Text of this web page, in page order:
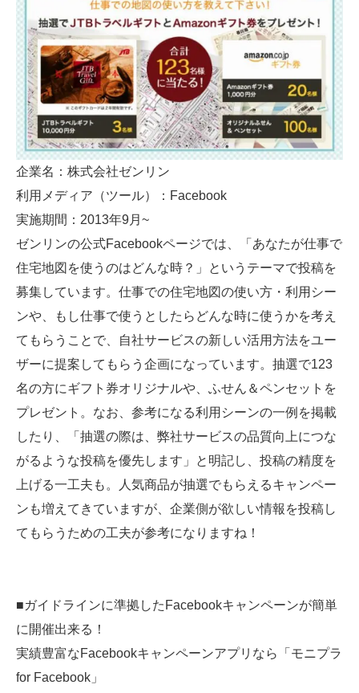
企業名：株式会社ゼンリン
利用メディア（ツール）：Facebook
実施期間：2013年9月~
ゼンリンの公式Facebookページでは、「あなたが仕事で
住宅地図を使うのはどんな時？」というテーマで投稿を
募集しています。仕事での住宅地図の使い方・利用シー
ンや、もし仕事で使うとしたらどんな時に使うかを考え
てもらうことで、自社サービスの新しい活用方法をユー
ザーに提案してもらう企画になっています。抽選で123
名の方にギフト券オリジナルや、ふせん＆ペンセットを
プレゼント。なお、参考になる利用シーンの一例を掲載
したり、「抽選の際は、弊社サービスの品質向上につな
がるような投稿を優先します」と明記し、投稿の精度を
上げる一工夫も。人気商品が抽選でもらえるキャンペー
ンも増えてきていますが、企業側が欲しい情報を投稿し
てもらうための工夫が参考になりますね！
■ガイドラインに準拠したFacebookキャンペーンが簡単
に開催出来る！
実績豊富なFacebookキャンペーンアプリなら「モニプラ
for Facebook」